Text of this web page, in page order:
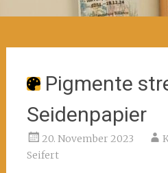
Pigmente
Seidenpapier
20. November 2023
Seifert